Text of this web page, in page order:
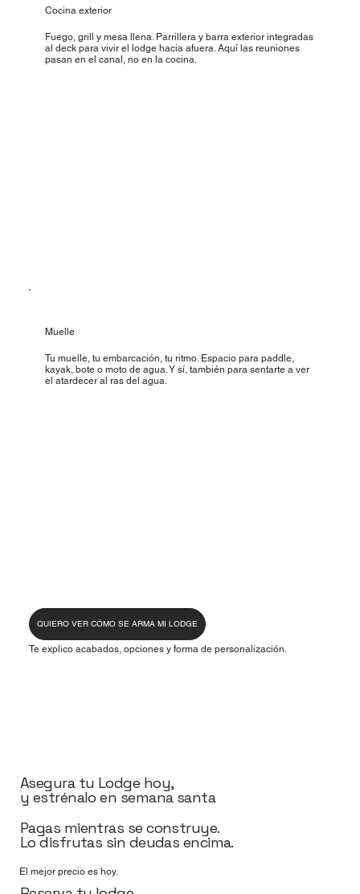
Cocina exterior
Fuego, grill y mesa llena. Parrillera y barra exterior integradas
al deck para vivir el lodge hacia afuera. Aquí las reuniones
pasan en el canal, no en la cocina.
Muelle
Tu muelle, tu embarcación, tu ritmo. Espacio para paddle,
kayak, bote o moto de agua. Y sí, también para sentarte a ver
el atardecer al ras del agua.
QUIERO VER CÓMO SE ARMA MI LODGE
Te explico acabados, opciones y forma de personalización.
Asegura tu Lodge hoy,
y estrénalo en semana santa
Pagas mientras se construye.
Lo disfrutas sin deudas encima.
El mejor precio es hoy.